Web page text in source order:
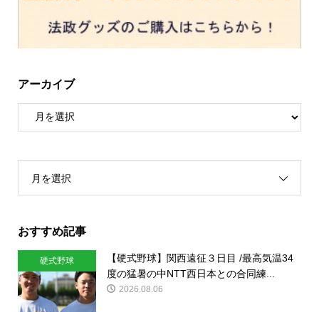
アーカイブ
月を選択
おすすめ記事
硬式野球
【硬式野球】関西遠征３日目 /最高気温34
度の猛暑の中NTT西日本との合同練...
2026.08.06